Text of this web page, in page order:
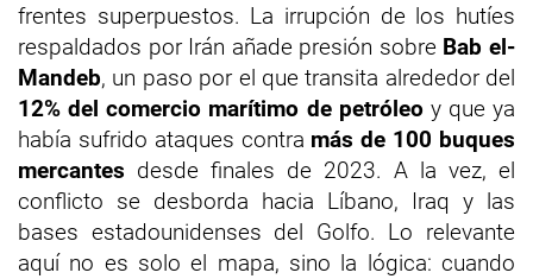
frentes superpuestos. La irrupción de los hutíes
respaldados por Irán añade presión sobre Bab el-
Mandeb, un paso por el que transita alrededor del
12% del comercio marítimo de petróleoy que ya
había sufrido ataques contra más de 100 buques
mercantes desde finales de 2023. A la vez, el
conflicto se desborda hacia Líbano, Iraq y las
bases estadounidenses del Golfo. Lo relevante
aquí no es solo el mapa, sino la lógica: cuando